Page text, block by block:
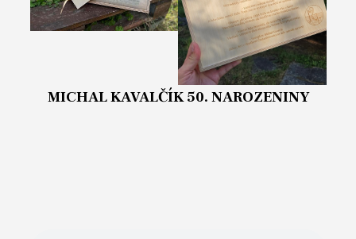
MICHAL KAVALČÍK 50. NAROZENINY